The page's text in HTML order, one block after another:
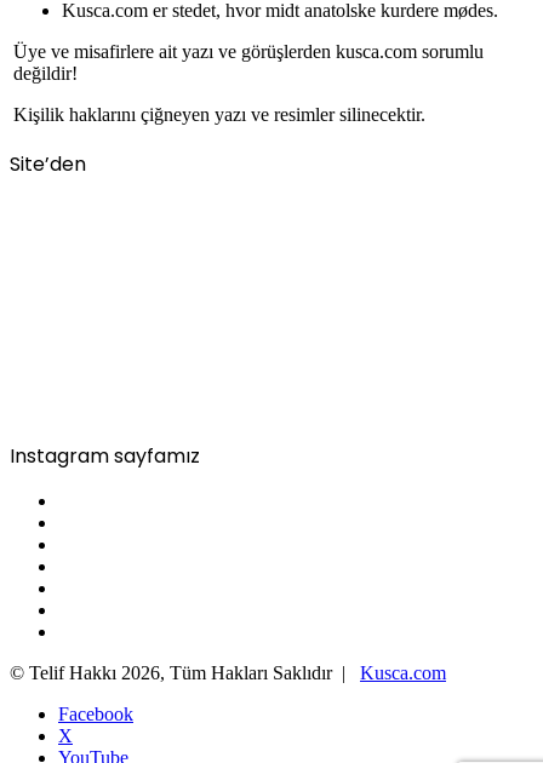
Kusca.com er stedet, hvor midt anatolske kurdere mødes.
Üye ve misafirlere ait yazı ve görüşlerden kusca.com sorumlu
değildir!
Kişilik haklarını çiğneyen yazı ve resimler silinecektir.
Site’den
Instagram sayfamız
© Telif Hakkı 2026, Tüm Hakları Saklıdır | Kusca.com
Facebook
X
YouTube